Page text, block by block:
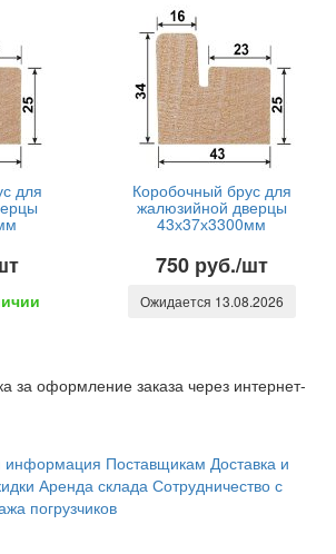
для Коробочный брус для
жалюзийной дверцы
43х37х3300мм
750 руб./шт
Ожидается 13.08.2026
за оформление заказа через интернет-
информация Поставщикам Доставка и
Аренда склада Сотрудничество с
погрузчиков